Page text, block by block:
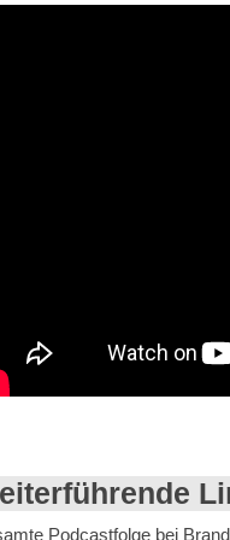
Podcastfolge bei